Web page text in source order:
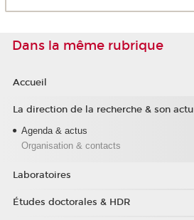
Dans la même rubrique
Accueil
La direction de la recherche & son actu
Agenda & actus
Organisation & contacts
Laboratoires
Études doctorales & HDR